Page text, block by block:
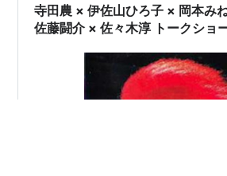
寺田農 × 伊佐山ひろ子 × 岡本み
佐藤闘介 × 佐々木淳 トークショ
弾』『大誘拐』『吶喊』（2）